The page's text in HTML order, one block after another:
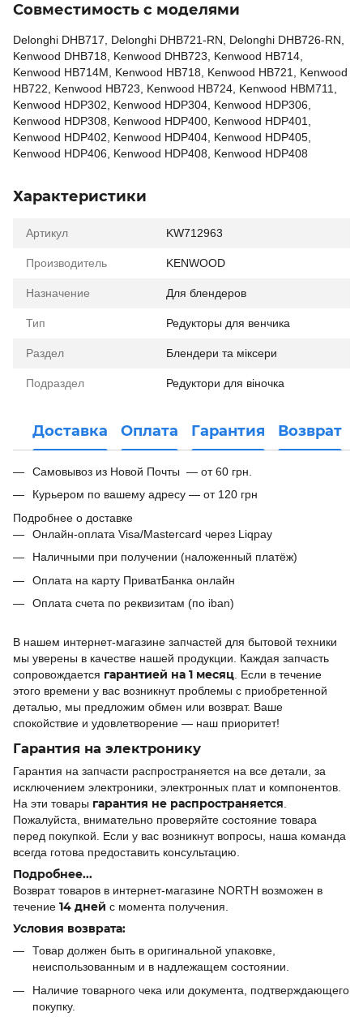
Совместимость с моделями
Delonghi DHB717, Delonghi DHB721-RN, Delonghi DHB726-RN,
Kenwood DHB718, Kenwood DHB723, Kenwood HB714,
Kenwood HB714M, Kenwood HB718, Kenwood HB721, Kenwood
HB722, Kenwood HB723, Kenwood HB724, Kenwood HBM711,
Kenwood HDP302, Kenwood HDP304, Kenwood HDP306,
Kenwood HDP308, Kenwood HDP400, Kenwood HDP401,
Kenwood HDP402, Kenwood HDP404, Kenwood HDP405,
Kenwood HDP406, Kenwood HDP408, Kenwood HDP408
Характеристики
Артикул KW712963
Производитель KENWOOD
Назначение Для блендеров
Тип Редукторы для венчика
Раздел Блендери та міксери
Подраздел Редуктори для віночка
Доставка Оплата Гарантия Возврат
Самовывоз из Новой Почты — от 60 грн.
Курьером по вашему адресу — от 120 грн
Подробнее о доставке
Онлайн-оплата Visa/Mastercard через Liqpay
Наличными при получении (наложенный платёж)
Оплата на карту ПриватБанка онлайн
Оплата счета по реквизитам (по iban)
В нашем интернет-магазине запчастей для бытовой техники
мы уверены в качестве нашей продукции. Каждая запчасть
сопровождается гарантией на 1 месяц. Если в течение
этого времени у вас возникнут проблемы с приобретенной
деталью, мы предложим обмен или возврат. Ваше
спокойствие и удовлетворение — наш приоритет!
Гарантия на электронику
Гарантия на запчасти распространяется на все детали, за
исключением электроники, электронных плат и компонентов.
На эти товары гарантия не распространяется
Пожалуйста, внимательно проверяйте состояние товара
перед покупкой. Если у вас возникнут вопросы, наша команда
всегда готова предоставить консультацию.
Подробнее...
Возврат товаров в интернет-магазине NORTH возможен в
течение 14 дней с момента получения.
Условия возврата:
Товар должен быть в оригинальной упаковке,
неиспользованным и в надлежащем состоянии.
Наличие товарного чека или документа, подтверждающего
покупку.